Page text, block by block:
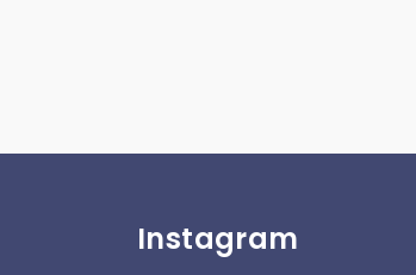
Instagram